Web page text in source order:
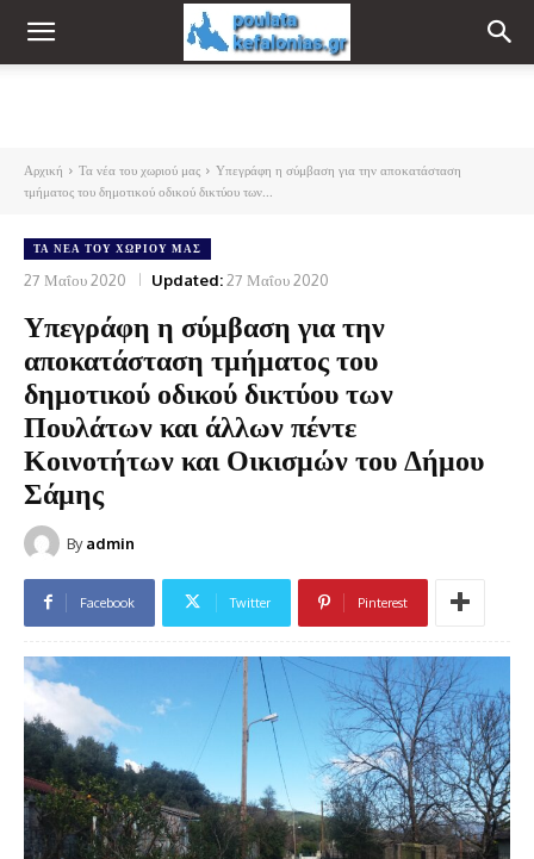
Αρχική Τα νέα του χωριού μας
Υπεγράφη η σύμβαση για την αποκατάσταση
τμήματος του δημοτικού οδικού δικτύου των...
ΤΑ ΝΈΑ ΤΟΥ ΧΩΡΙΟΎ ΜΑΣ
27 Μαΐου 2020 Updated:27 Μαΐου 2020
Υπεγράφη η σύμβαση για την
αποκατάσταση τμήματος του
δημοτικού οδικού δικτύου των
Πουλάτων και άλλων πέντε
Κοινοτήτων και Οικισμών του Δήμου
Σάμης
By admin
Facebook Twitter Pinterest